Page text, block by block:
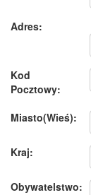
Adres:
Kod
Pocztowy:
Miasto(Wieś):
Kraj:
Obywatelstwo: